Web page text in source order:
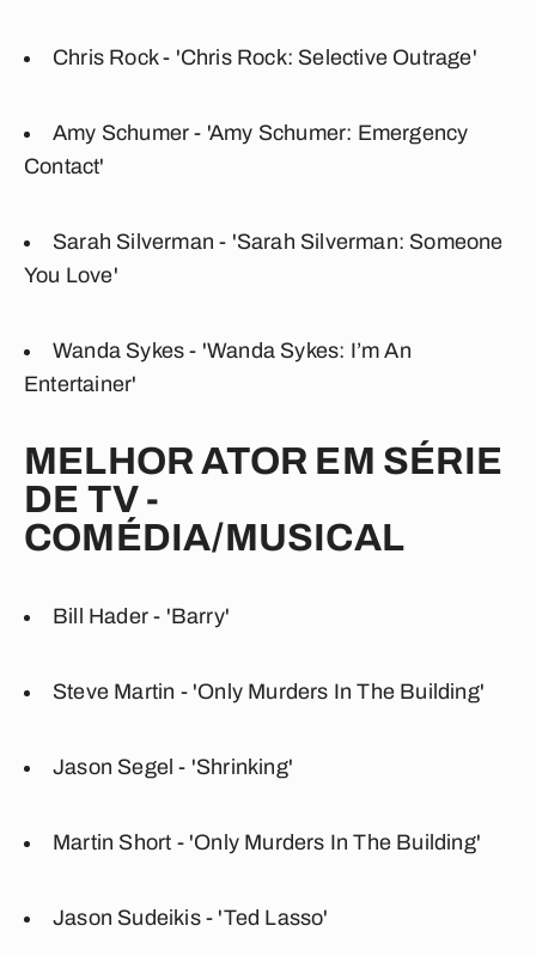
Chris Rock - 'Chris Rock: Selective Outrage'
Amy Schumer - 'Amy Schumer: Emergency
Contact'
Sarah Silverman - 'Sarah Silverman: Someone
You Love'
Wanda Sykes - 'Wanda Sykes: I’m An
Entertainer'
MELHOR ATOR EM SÉRIE
DE TV -
COMÉDIA/MUSICAL
Bill Hader - 'Barry'
Steve Martin - 'Only Murders In The Building'
Jason Segel - 'Shrinking'
Martin Short - 'Only Murders In The Building'
Jason Sudeikis - 'Ted Lasso'